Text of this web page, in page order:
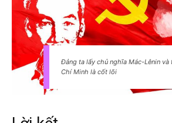
Đảng ta lấy chủ nghĩa Mác-Lênin và
Chí Minh là cốt lõi